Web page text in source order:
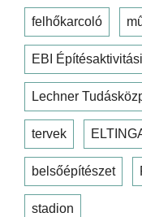
felhőkarcoló
EBI
Lechner
tervek
belsőépítészet
stadion